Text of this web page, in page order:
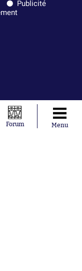
Publicité
Forum Menu